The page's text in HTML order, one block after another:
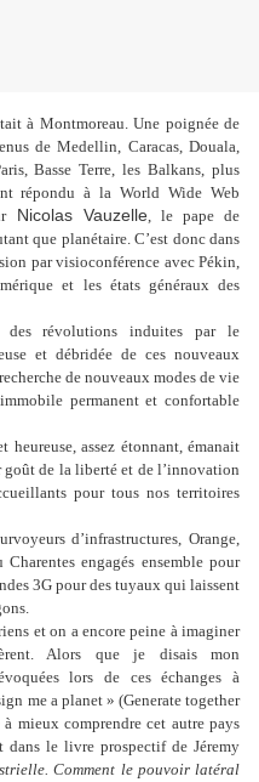
à Montmoreau. Une poignée de
de Medellin, Caracas, Douala,
Basse Terre, les Balkans, plus
répondu à la World Wide Web
Nicolas Vauzelle, le pape de
que planétaire. C’est donc dans
par visioconférence avec Pékin,
et les états généraux des
des révolutions induites par le
et débridée de ces nouveaux
de nouveaux modes de vie
permanent et confortable
assez étonnant, émanait
goût de la liberté et de l’innovation
pour tous nos territoires
d’infrastructures, Orange,
engagés ensemble pour
3G pour des tuyaux qui laissent
et on a encore peine à imaginer
Alors que je disais mon
lors de ces échanges à
me a planet » (Generate together
mieux comprendre cet autre pays
le livre prospectif de Jéremy
Comment le pouvoir latéral